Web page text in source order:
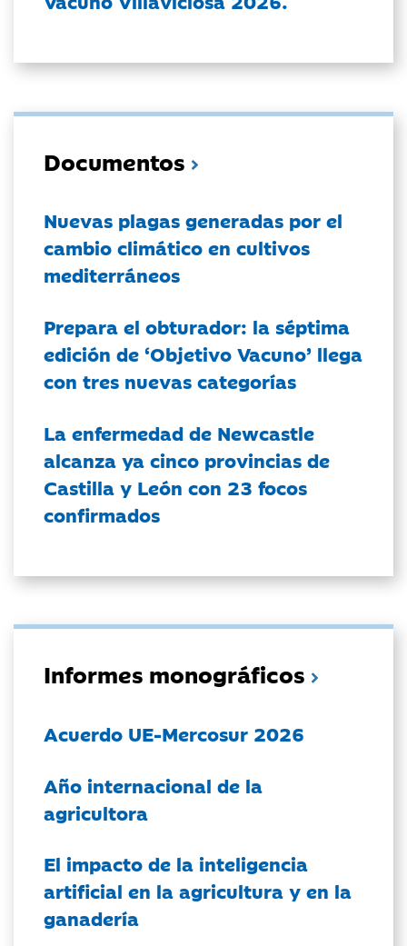
Documentos
Nuevas plagas generadas por el
cambio climático en cultivos
mediterráneos
Prepara el obturador: la séptima
edición de ‘Objetivo Vacuno’ llega
con tres nuevas categorías
La enfermedad de Newcastle
alcanza ya cinco provincias de
Castilla y León con 23 focos
confirmados
Informes monográficos
Acuerdo UE-Mercosur 2026
Año internacional de la
agricultora
El impacto de la inteligencia
artificial en la agricultura y en la
ganadería